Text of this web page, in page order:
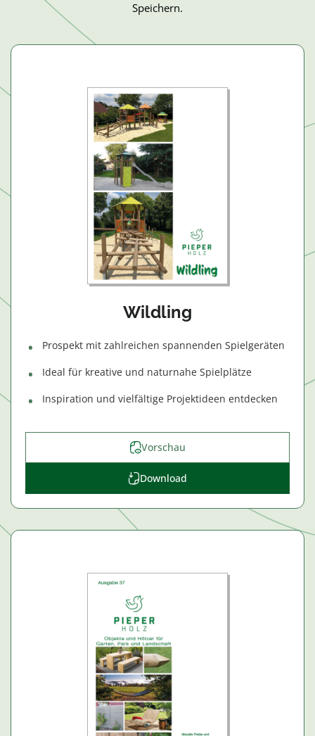
Speichern.
Wildling
Prospekt mit zahlreichen spannenden Spielgeräten
Ideal für kreative und naturnahe Spielplätze
Inspiration und vielfältige Projektideen entdecken
Vorschau
Download